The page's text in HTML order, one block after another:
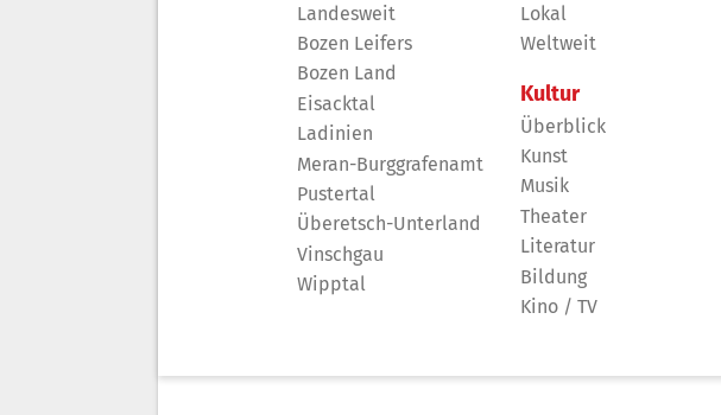
Landesweit
Bozen Leifers
Bozen Land
Eisacktal
Ladinien
Meran-Burggrafenamt
Pustertal
Überetsch-Unterland
Vinschgau
Wipptal
Lokal
Weltweit
Kultur
Überblick
Kunst
Musik
Theater
Literatur
Bildung
Kino / TV